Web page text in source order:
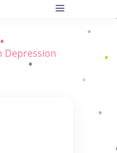
Depression